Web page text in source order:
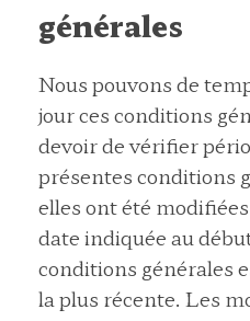
générales
Nous pouvons de
jour ces conditions
devoir de vérifier
présentes conditions
elles ont été
date indiquée au
conditions générales
la plus récente. Les